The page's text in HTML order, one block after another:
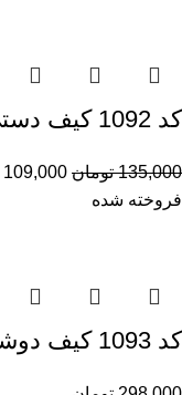
کد 1092 کیف دستی دوشی طرح مارک
135,000 تومان 109,000
فروخته شده
کد 1093 کیف دوشی بزرگ زنانه طرح برند